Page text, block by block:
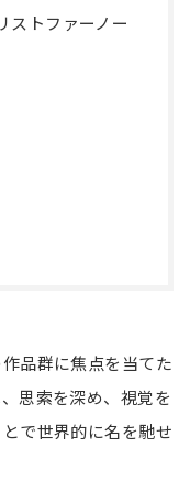
ストファーノー
品群に焦点を当てた
思索を深め、視覚を
で世界的に名を馳せ